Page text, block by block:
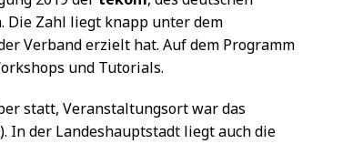
Die Zahl liegt knapp unter dem
Verband erzielt hat. Auf dem Programm
und Tutorials.
statt, Veranstaltungsort war das
In der Landeshauptstadt liegt auch die